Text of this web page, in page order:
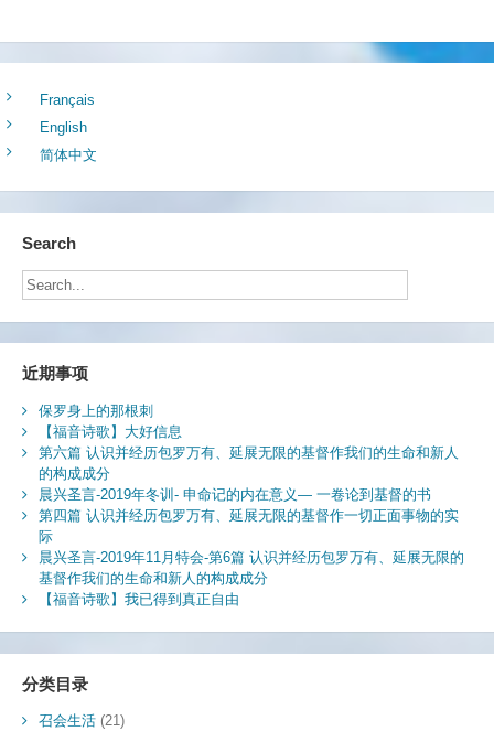
Français
English
简体中文
Search
近期事项
保罗身上的那根刺
【福音诗歌】大好信息
第六篇 认识并经历包罗万有、延展无限的基督作我们的生命和新人
的构成成分
晨兴圣言-2019年冬训- 申命记的内在意义— 一卷论到基督的书
第四篇 认识并经历包罗万有、延展无限的基督作一切正面事物的实
际
晨兴圣言-2019年11月特会-第6篇 认识并经历包罗万有、延展无限的
基督作我们的生命和新人的构成成分
【福音诗歌】我已得到真正自由
分类目录
召会生活(21)